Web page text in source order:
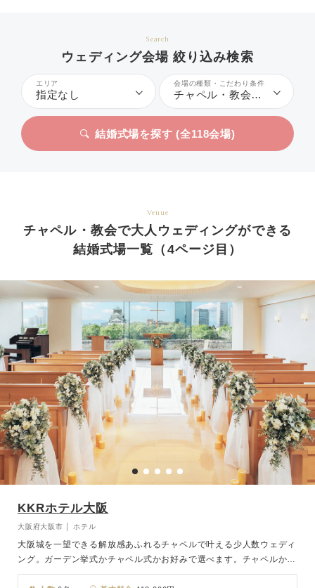
Search
ウェディング会場 絞り込み検索
エリア
指定なし
会場の種類・こだわり条件
チャペル・教会、大人ウェディング
結婚式場を探す (全118会場)
Venue
チャペル・教会で大人ウェディングができる
結婚式場一覧（4ページ目）
KKRホテル大阪
大阪府大阪市 │ ホテル
大阪城を一望できる解放感あふれるチャペルで叶える少人数ウェディ
ング。ガーデン挙式かチャペル式かお好みで選べます。チャペルから
は大阪城が見え、食事会場からも開放感溢れる景色が広がります。特